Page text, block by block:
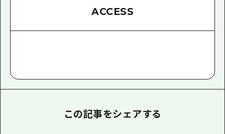
ACCESS
この記事をシェアする